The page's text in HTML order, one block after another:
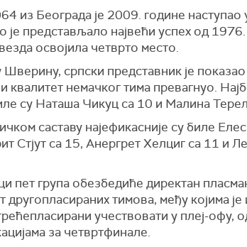
из Београда је 2009. године наступао
је представљало највећи успех од 1976.
освојила четврто место.
српски представник је показао
квалитет немачког тима превагнуо.
су Наташа Чикуц са 10 и Малина
саставу најефикасније су биле
Стјут са 15, Анергрет Хелциг са 11 и
пет група обезбедиће директан
другопласираних тимова, међу којима
учествовати у плеј-офу,
за четвртфинале.